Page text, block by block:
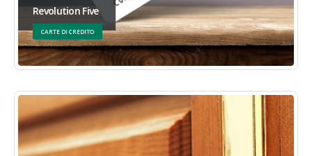
Revolution Five
CARTE DI CREDITO